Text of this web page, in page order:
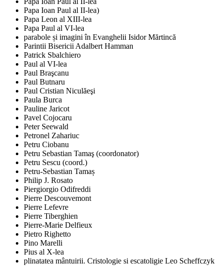
Papa Ioan Paul al II-lea)
Papa Leon al XIII-lea
Papa Paul al VI-lea
parabole și imagini în Evanghelii Isidor Mărtincă
Parintii Bisericii Adalbert Hamman
Patrick Sbalchiero
Paul al VI-lea
Paul Braşcanu
Paul Butnaru
Paul Cristian Niculăeşi
Paula Burca
Pauline Jaricot
Pavel Cojocaru
Peter Seewald
Petronel Zahariuc
Petru Ciobanu
Petru Sebastian Tamaş (coordonator)
Petru Sescu (coord.)
Petru-Sebastian Tamaș
Philip J. Rosato
Piergiorgio Odifreddi
Pierre Descouvemont
Pierre Lefevre
Pierre Tiberghien
Pierre-Marie Delfieux
Pietro Righetto
Pino Marelli
Pius al X-lea
plinatatea mântuirii. Cristologie si escatoligie Leo Scheffczyk